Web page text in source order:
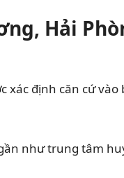
Hải
định căn cứ
như trung tâm